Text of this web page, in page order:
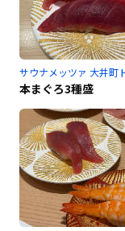
本まぐろ3種盛